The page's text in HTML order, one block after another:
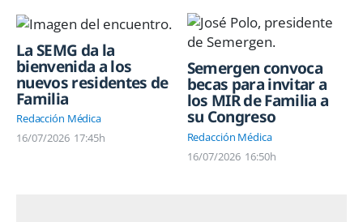
La SEMG da la
bienvenida a los
nuevos residentes de
Familia
Redacción Médica
16/07/2026 17:45h
Semergen convoca
becas para invitar a
los MIR de Familia a
su Congreso
Redacción Médica
16/07/2026 16:50h